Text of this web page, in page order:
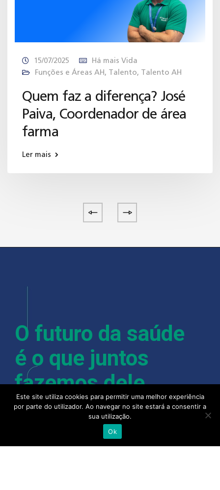
15/07/2025
Há mais Vida
Funções e Áreas AH , Talento, Talento AH
Quem faz a diferença? José
Paiva, Coordenador de área
farma
Ler mais
O futuro da saúde
é o que juntos
fazemos dele.
Com mais de 400 colaboradores, instalações em
Lisboa, Porto, Almancil, Castelo Branco, Açores e
Madeira, a Alliance Healthcare e as suas pessoas
Este site utiliza cookies para permitir uma melhor experiência
por parte do utilizador. Ao navegar no site estará a consentir a
sua utilização.
Ok